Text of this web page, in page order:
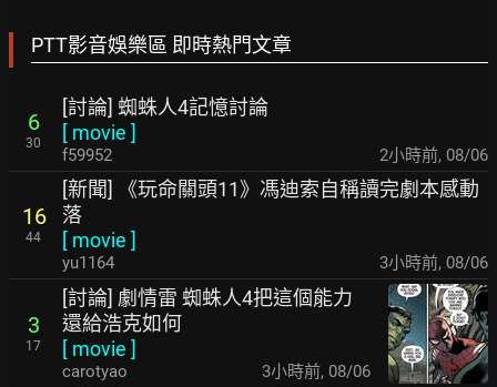
PTT影音娛樂區 即時熱門文章
6
30
[討論] 蜘蛛人4記憶討論
[ movie ]
f59952 2小時前, 08/06
16
44
[新聞] 《玩命關頭11》馮迪索自稱讀完劇本感動
落
[ movie ]
yu1164 3小時前, 08/06
3
17
[討論] 劇情雷 蜘蛛人4把這個能力
還給浩克如何
[ movie ]
carotyao 3小時前, 08/06